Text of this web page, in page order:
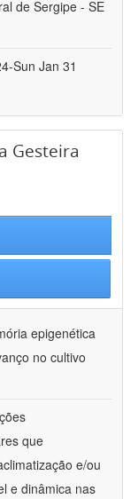
de Sergipe - SE
Sun Jan 31
Gesteira
epigenética
no cultivo
que
e/ou
e dinâmica nas